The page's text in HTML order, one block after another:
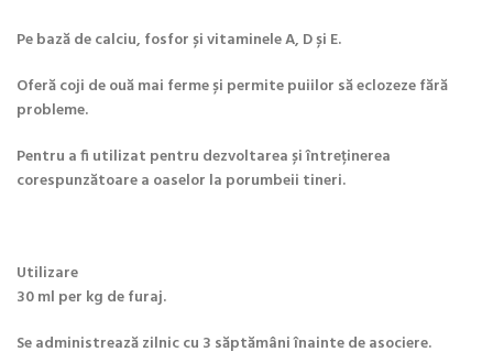
Pe bază de calciu, fosfor și vitaminele A, D și E.
Oferă coji de ouă mai ferme și permite puiilor să eclozeze fără
probleme.
Pentru a fi utilizat pentru dezvoltarea și întreținerea
corespunzătoare a oaselor la porumbeii tineri.
Utilizare
30 ml per kg de furaj.
Se administrează zilnic cu 3 săptămâni înainte de asociere.